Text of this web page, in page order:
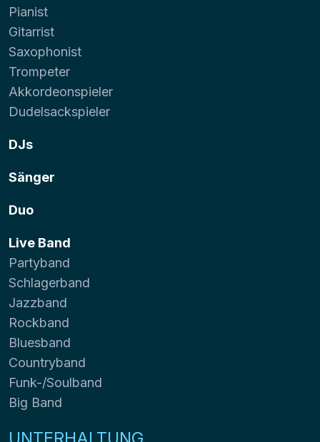
Pianist
Gitarrist
Saxophonist
Trompeter
Akkordeonspieler
Dudelsackspieler
DJs
Sänger
Duo
Live Band
Partyband
Schlagerband
Jazzband
Rockband
Bluesband
Countryband
Funk-/Soulband
Big Band
UNTERHALTUNG